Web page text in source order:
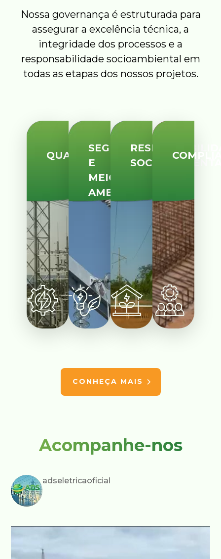
Nossa governança é estruturada para
assegurar a excelência técnica, a
integridade dos processos e a
responsabilidade socioambiental em
todas as etapas dos nossos projetos.
QUALIDADE
SEGURANÇA
E
MEIO
AMBIENTE
CONHEÇA MAIS
Acompanhe-nos
adseletricaoficial